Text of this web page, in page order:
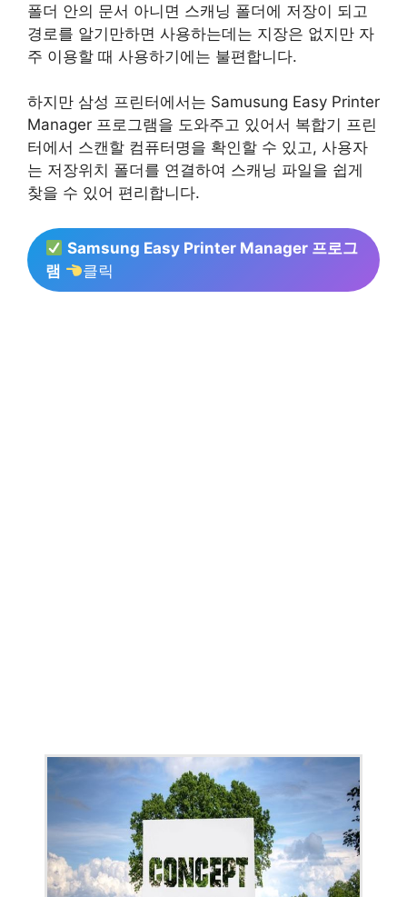
폴더 안의 문서 아니면 스캐닝 폴더에 저장이 되고
경로를 알기만하면 사용하는데는 지장은 없지만 자
주 이용할 때 사용하기에는 불편합니다.
하지만 삼성 프린터에서는 Samusung Easy Printer
Manager 프로그램을 도와주고 있어서 복합기 프린
터에서 스캔할 컴퓨터명을 확인할 수 있고, 사용자
는 저장위치 폴더를 연결하여 스캐닝 파일을 쉽게
찾을 수 있어 편리합니다.
Samsung Easy Printer Manager 프로그
램
클릭